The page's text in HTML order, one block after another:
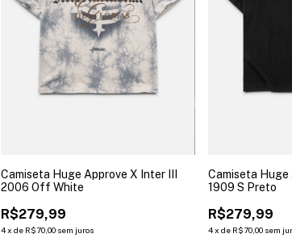
Camiseta Huge Approve X Inter III
2006 Off White
R$279,99
4x de R$70,00 sem juros
Camiseta Huge
1909 S Preto
R$279,99
4 x de R$70,00 sem